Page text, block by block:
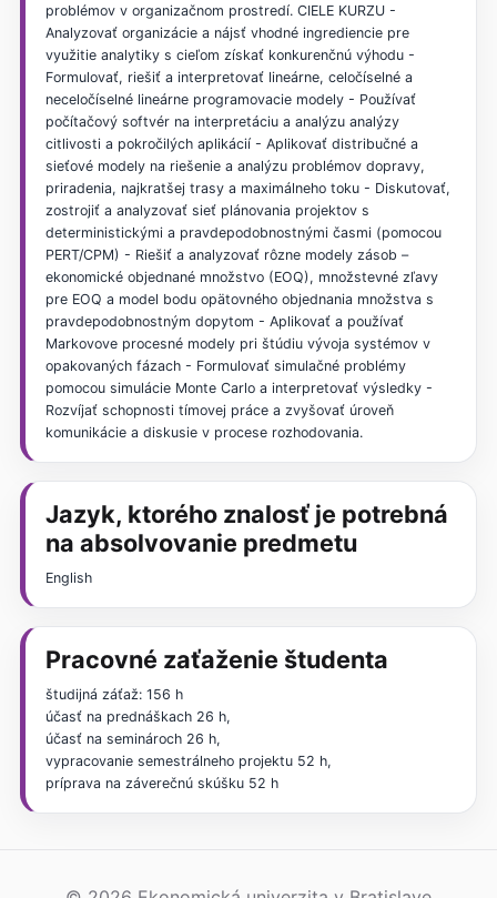
problémov v organizačnom prostredí. CIELE KURZU -
Analyzovať organizácie a nájsť vhodné ingrediencie pre
využitie analytiky s cieľom získať konkurenčnú výhodu -
Formulovať, riešiť a interpretovať lineárne, celočíselné a
neceločíselné lineárne programovacie modely - Používať
počítačový softvér na interpretáciu a analýzu analýzy
citlivosti a pokročilých aplikácií - Aplikovať distribučné a
sieťové modely na riešenie a analýzu problémov dopravy,
priradenia, najkratšej trasy a maximálneho toku - Diskutovať,
zostrojiť a analyzovať sieť plánovania projektov s
deterministickými a pravdepodobnostnými časmi (pomocou
PERT/CPM) - Riešiť a analyzovať rôzne modely zásob –
ekonomické objednané množstvo (EOQ), množstevné zľavy
pre EOQ a model bodu opätovného objednania množstva s
pravdepodobnostným dopytom - Aplikovať a používať
Markovove procesné modely pri štúdiu vývoja systémov v
opakovaných fázach - Formulovať simulačné problémy
pomocou simulácie Monte Carlo a interpretovať výsledky -
Rozvíjať schopnosti tímovej práce a zvyšovať úroveň
komunikácie a diskusie v procese rozhodovania.
Jazyk, ktorého znalosť je potrebná
na absolvovanie predmetu
English
Pracovné zaťaženie študenta
študijná záťaž: 156 h
účasť na prednáškach 26 h,
účasť na seminároch 26 h,
vypracovanie semestrálneho projektu 52 h,
príprava na záverečnú skúšku 52 h